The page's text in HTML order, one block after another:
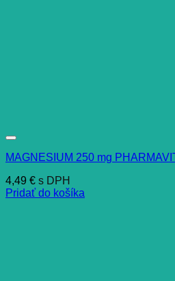
MAGNESIUM 250 mg
4,49 € s DPH
Pridať do košíka